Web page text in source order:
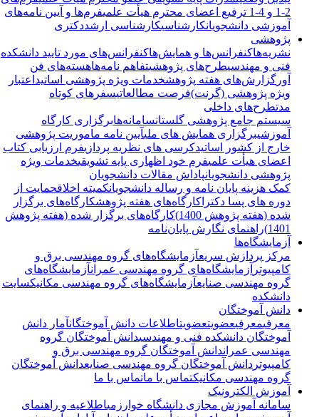
فرم‌ها و آیین نامه‌های
آموزشی دانشجویانکارشناسیکارشناسی ارشددکتری
پژوهشی
نشریه‌هاکنفرانس‌ها و همایش‌هاکنفرانس‌های مورد تایید دانشکده
فنی و مهندسیطرح‌های پژوهشیتفاهم نامه‌هاهسته‌های فن
آورگزارش‌های هفته پژوهشخدمات ویژه پژوهشی اساتیداعتبار
ویژه پژوهشی (گرنت)فرصت مطالعاتیسفرهای کوتاه
مدتطرح‌های داخلی
سیستم جامع پژوهشی گلستانسامانه‌هابرگزاری کارگاه
آموزشیبرگزاری همایش های ملیآیین نامه ماموریت پژوهشی
خارج از کشور اساتیدکرسی های نظریه پردازیفرم ارزیابی کتاب
اعضای هیأت علمیفرم خود اظهاری پایه تشویقیخدمات ویژه
پژوهشی دانشجویانپاداش مقالات دانشجویان
کمک هزینه پایان نامه و رساله دانشجویانکمیته اخلاقحمایت از
دوره های پسا دکتراکارگاه‌های هفته پژوهشکارگاه‌های برگزار
شده (هفته پژوهش 1400)
کارگاه‌های برگزار شده (هفته پژوهش
1401) راهنمای نگارش پایان‌نامه
آزمایشگاه‌ها
مرکز پردازش سریعآزمایشگاه‌های گروه مهندسی برق و
کامپیوترآزمایشگاه‌های گروه مهندسی عمران آزمایشگاه‌های
گروه مهندسی صنایعآزمایشگاه‌های گروه مهندسی مکانیکسایت
دانشکده
دانش آموختگان
معرفیمعرفیعضویتعضویتاطلاعات دانش آموختگانآمار دانش
آموختگان دانشکده فنی و مهندسیدانش آموختگان گروه
مهندسی عمران دانش آموختگان گروه مهندسی برق و
کامپیوتردانش آموختگان گروه مهندسی صنایعدانش آموختگان
گروه مهندسی مکانیکتماس با ماتماس با ما
آموزش الکترونیک
سامانه آموزش مجازی دانشگاه خوارزمیاطلاعیه و راهنمای